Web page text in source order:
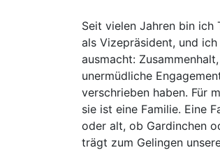
Seit vielen Jahren bin ich
als Vizepräsident, und
ausmacht:
unermüdliche
verschrieben haben. Für
sie ist eine Familie. Eine
oder alt, ob Gardinchen
trägt zum Gelingen